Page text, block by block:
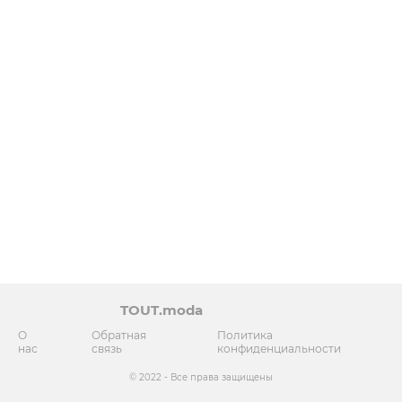
TOUT.moda
О
нас
Обратная
связь
Политика
конфиденциальности
© 2022 - Все права защищены